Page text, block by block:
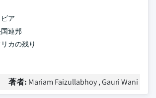
ア
連邦
カの残り
著者: Mariam Faizullabhoy , Gauri Wani